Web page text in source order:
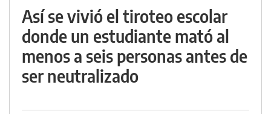
Así se vivió el tiroteo escolar
donde un estudiante mató al
menos a seis personas antes de
ser neutralizado